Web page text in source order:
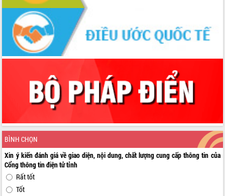
BÌNH CHỌN
Xin ý kiến đánh giá về giao diện, nội dung, chất lượng cung cấp thông tin của
Cổng thông tin điện tử tỉnh
Rất tốt
Tốt